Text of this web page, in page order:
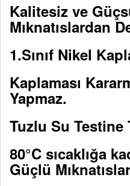
Kalitesiz ve
Mıknatıslardan
1.Sınıf Nikel
Kaplaması
Yapmaz.
Tuzlu Su
80°C sıcaklığa
Güçlü